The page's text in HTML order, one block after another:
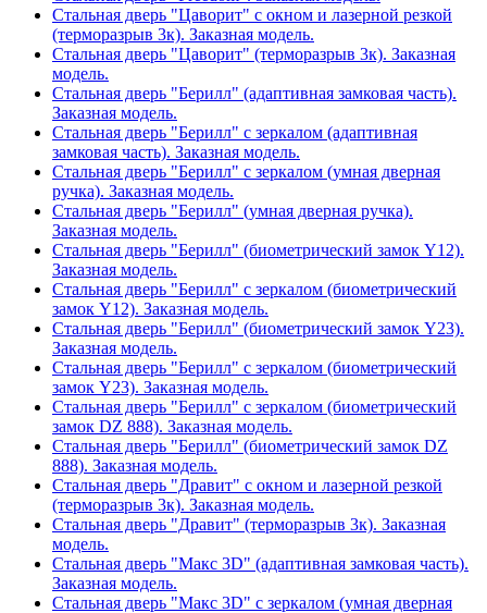
Стальная дверь "Цаворит" с окном и лазерной резкой
(терморазрыв 3к). Заказная модель.
Стальная дверь "Цаворит" (терморазрыв 3к). Заказная
модель.
Стальная дверь "Берилл" (адаптивная замковая часть).
Заказная модель.
Стальная дверь "Берилл" с зеркалом (адаптивная
замковая часть). Заказная модель.
Стальная дверь "Берилл" с зеркалом (умная дверная
ручка). Заказная модель.
Стальная дверь "Берилл" (умная дверная ручка).
Заказная модель.
Стальная дверь "Берилл" (биометрический замок Y12).
Заказная модель.
Стальная дверь "Берилл" с зеркалом (биометрический
замок Y12). Заказная модель.
Стальная дверь "Берилл" (биометрический замок Y23).
Заказная модель.
Стальная дверь "Берилл" с зеркалом (биометрический
замок Y23). Заказная модель.
Стальная дверь "Берилл" с зеркалом (биометрический
замок DZ 888). Заказная модель.
Стальная дверь "Берилл" (биометрический замок DZ
888). Заказная модель.
Стальная дверь "Дравит" с окном и лазерной резкой
(терморазрыв 3к). Заказная модель.
Стальная дверь "Дравит" (терморазрыв 3к). Заказная
модель.
Стальная дверь "Макс 3D" (адаптивная замковая часть).
Заказная модель.
Стальная дверь "Макс 3D" с зеркалом (умная дверная